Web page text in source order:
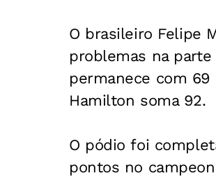
O brasileiro Felipe
problemas na
permanece com
Hamilton soma 92.
O pódio foi
pontos no